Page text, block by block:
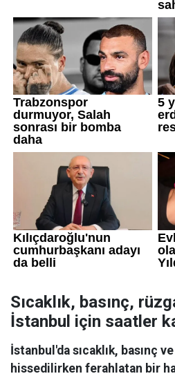
Sıcaklık, basınç,
İstanbul için saatler
İstanbul'da sıcaklık, basınç
hissedilirken ferahlatan bir